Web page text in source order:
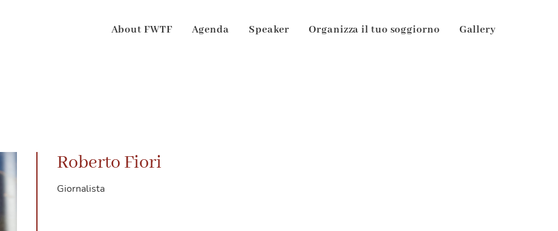
About FWTF Agenda Speaker Organizza il tuo soggiorno Gallery
Roberto Fiori
Giornalista